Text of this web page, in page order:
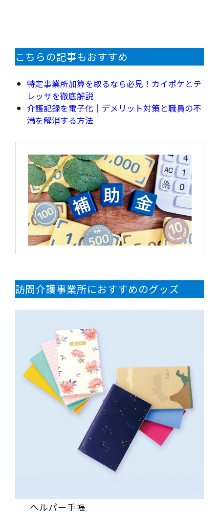
こちらの記事もおすすめ
特定事業所加算を取るなら必見！カイポケとテ
レッサを徹底解説
介護記録を電子化｜デメリット対策と職員の不
満を解消する方法
訪問介護事業所におすすめのグッズ
ヘルパー手帳